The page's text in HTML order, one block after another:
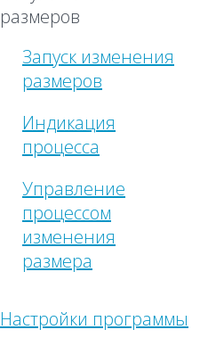
размеров
Запуск изменения
размеров
Индикация
процесса
Управление
процессом
изменения
размера
Настройки программы